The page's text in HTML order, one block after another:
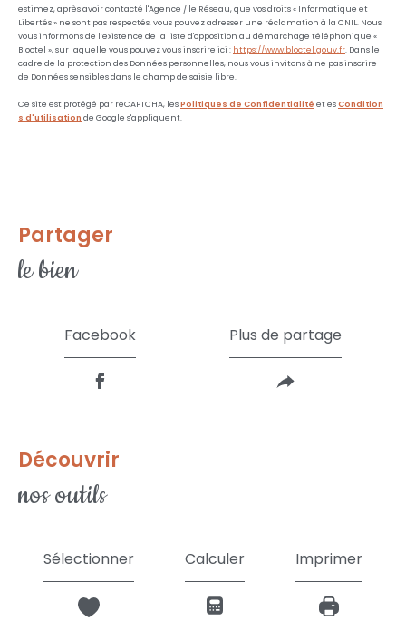
estimez, après avoir contacté l'Agence / le Réseau, que vos droits « Informatique et
Libertés » ne sont pas respectés, vous pouvez adresser une réclamation à la CNIL. Nous
vous informons de l’existence de la liste d'opposition au démarchage téléphonique «
Bloctel », sur laquelle vous pouvez vous inscrire ici : https://www.bloctel.gouv.fr. Dans le
cadre de la protection des Données personnelles, nous vous invitons à ne pas inscrire
de Données sensibles dans le champ de saisie libre.
Ce site est protégé par reCAPTCHA, lesPolitiques de Confidentialité et esCondition
s d'utilisation de Google s'appliquent.
partager
le bien
Facebook Plus de partage
découvrir
nos outils
Sélectionner Calculer Imprimer